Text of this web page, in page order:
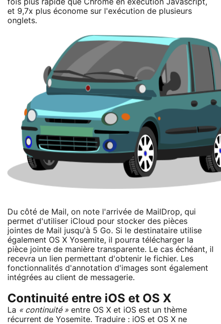
fois plus rapide que Chrome en exécution Javascript,
et 9,7x plus économe sur l'exécution de plusieurs
onglets.
Du côté de Mail, on note l'arrivée de MailDrop, qui
permet d'utiliser iCloud pour stocker des pièces
jointes de Mail jusqu'à 5 Go. Si le destinataire utilise
également OS X Yosemite, il pourra télécharger la
pièce jointe de manière transparente. Le cas échéant, il
recevra un lien permettant d'obtenir le fichier. Les
fonctionnalités d'annotation d'images sont également
intégrées au client de messagerie.
Continuité entre iOS et OS X
La « continuité » entre OS X et iOS est un thème
récurrent de Yosemite. Traduire : iOS et OS X ne